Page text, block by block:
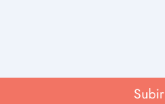
Subir